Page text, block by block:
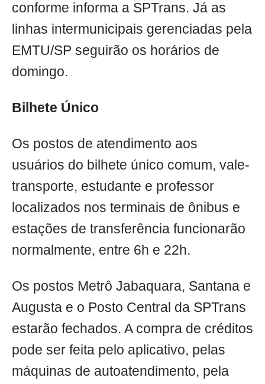
conforme informa a SPTrans. Já as
linhas intermunicipais gerenciadas pela
EMTU/SP seguirão os horários de
domingo.
Bilhete Único
Os postos de atendimento aos
usuários do bilhete único comum, vale-
transporte, estudante e professor
localizados nos terminais de ônibus e
estações de transferência funcionarão
normalmente, entre 6h e 22h.
Os postos Metrô Jabaquara, Santana e
Augusta e o Posto Central da SPTrans
estarão fechados. A compra de créditos
pode ser feita pelo aplicativo, pelas
máquinas de autoatendimento, pela